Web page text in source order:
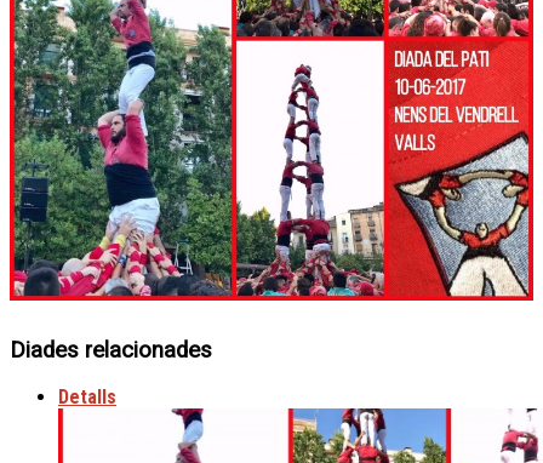
Diades relacionades
Detalls